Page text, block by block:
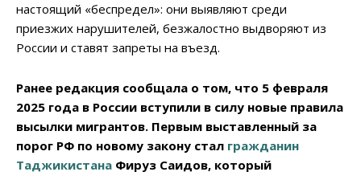
настоящий «беспредел»: они выявляют среди
приезжих нарушителей, безжалостно выдворяют из
России и ставят запреты на въезд.
Ранее редакция сообщала о том, что 5 февраля
2025 года в России вступили в силу новые правила
высылки мигрантов. Первым выставленный за
порог РФ по новому закону стал гражданин
Таджикистана Фируз Саидов, который